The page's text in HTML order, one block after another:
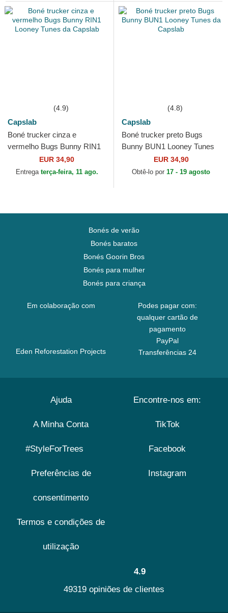
(4.9)
Capslab
Boné trucker cinza e
vermelho Bugs Bunny RIN1
Looney Tunes da Capslab
EUR 34,90
Entrega terça-feira, 11 ago.
(4.8)
Capslab
Boné trucker preto Bugs
Bunny BUN1 Looney Tunes
da CapslabEUR 34,90
Obtê-lo por 17 - 19 agosto
Bonés de verão
Bonés baratos
Bonés Goorin Bros
Bonés para mulher
Bonés para criança
Em colaboração com
Eden Reforestation Projects
Podes pagar com:
qualquer cartão de
pagamento
PayPal
Transferências 24
Ajuda
A Minha Conta
#StyleForTrees
Preferências de
consentimento
Termos e condições de
utilização
Encontre-nos em:
TikTok
Facebook
Instagram
4.9
49319 opiniões de clientes